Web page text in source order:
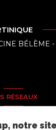
BÉLÈME
RÉSEAUX
notre site